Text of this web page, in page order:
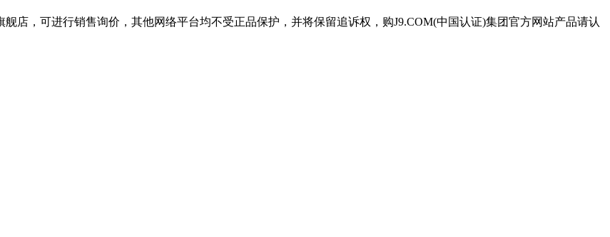
店，可进行销售询价，其他网络平台均不受正品保护，并将保留追诉权，购J9.COM(中国认证)集团官方网站产品请认